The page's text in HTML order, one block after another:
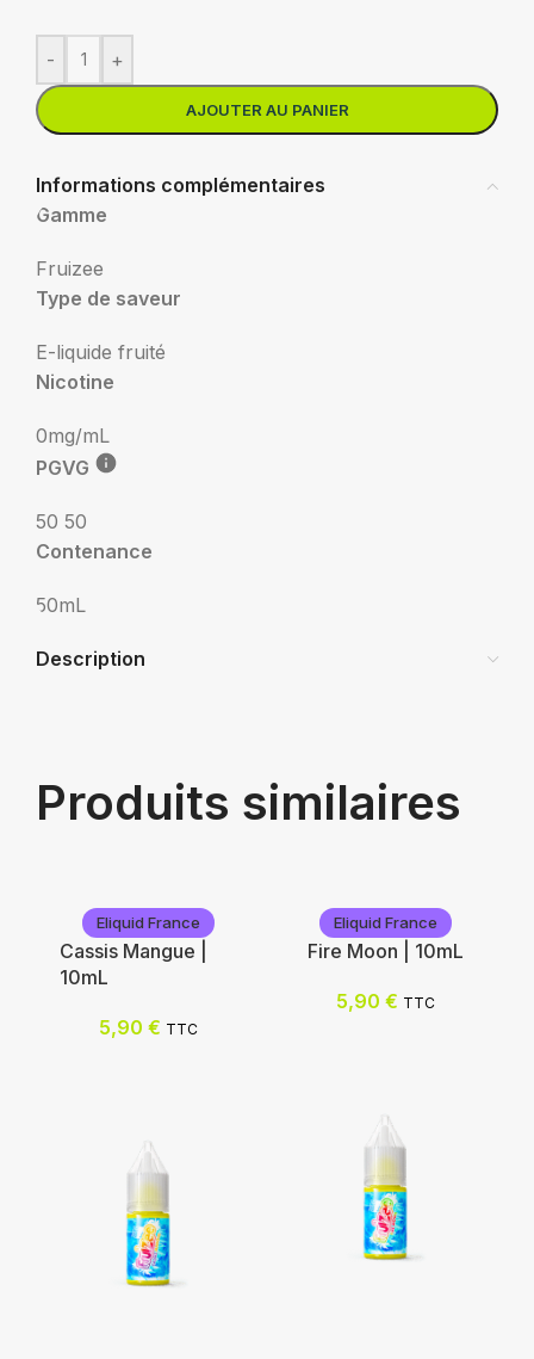
- +
AJOUTER AU PANIER
Informations complémentaires
Gamme
Fruizee
Type de saveur
E-liquide fruité
Nicotine
0mg/mL
PGVG
50 50
Contenance
50mL
Description
Produits similaires
Eliquid France
Cassis Mangue |
10mL
5,90 € TTC
Eliquid France
Fire Moon | 10mL
5,90 € TTC